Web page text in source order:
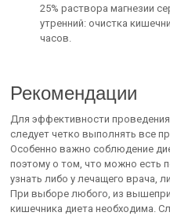
25% раствора магнезии
утренний: очистка
часов.
Рекомендации
Для эффективности
следует четко выполнять все
Особенно важно соблюдение
поэтому о том, что можно есть
узнать либо у лечащего врача,
При выборе любого, из
кишечника диета необходима.